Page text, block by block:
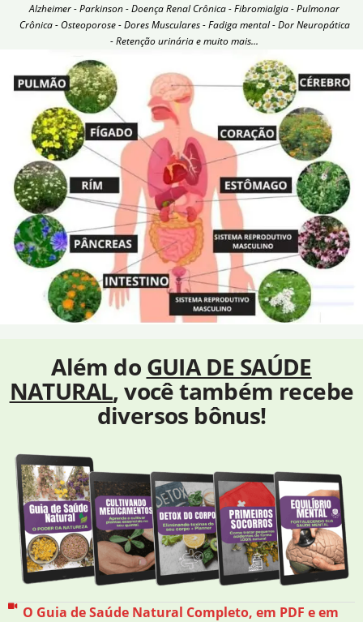
Alzheimer - Parkinson - Doença Renal Crônica - Fibromialgia - Pulmonar
Crônica - Osteoporose - Dores Musculares - Fadiga mental - Dor Neuropática
- Retenção urinária e muito mais...
Além do GUIA DE SAÚDE
NATURAL, você também recebe
diversos bônus!
O Guia de Saúde Natural Completo, em PDF e em